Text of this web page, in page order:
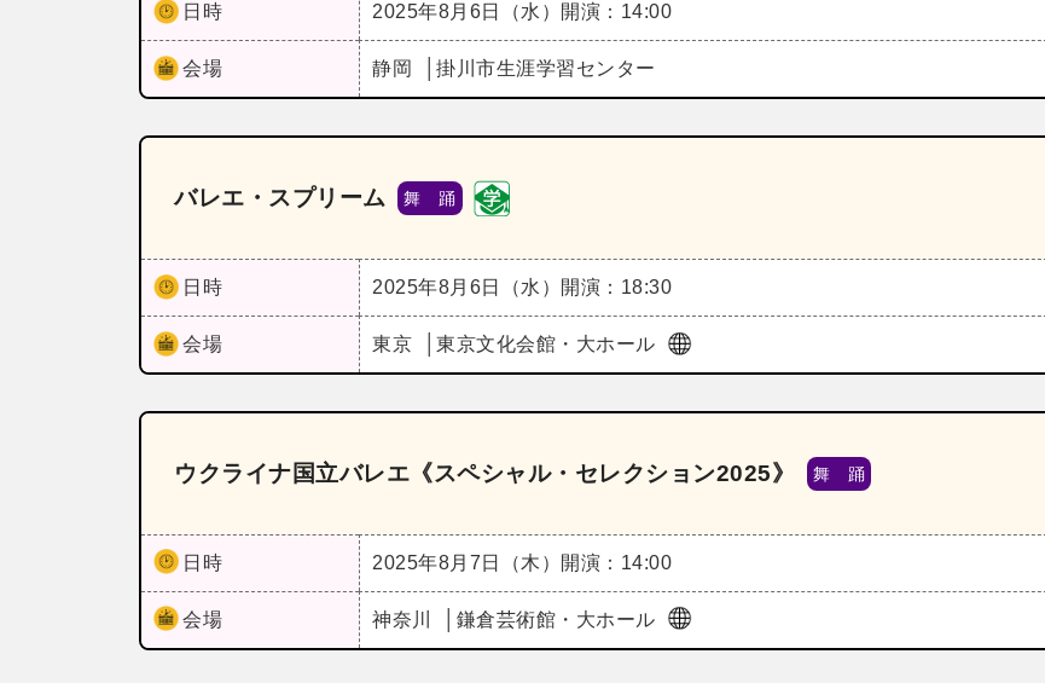
日時 2025年8月6日（水） 開演：14:00
会場 静岡 掛川市生涯学習センター
バレエ・スプリーム 舞 踊
日時 2025年8月6日（水） 開演：18:30
会場 東京 東京文化会館・大ホール
ウクライナ国立バレエ《スペシャル・セレクション2025》 舞 踊
日時 2025年8月7日（木） 開演：14:00
会場 神奈川 鎌倉芸術館・大ホール